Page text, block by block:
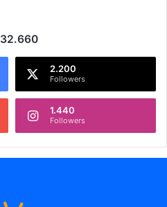
32.660
2.200
Followers
1.440
Followers